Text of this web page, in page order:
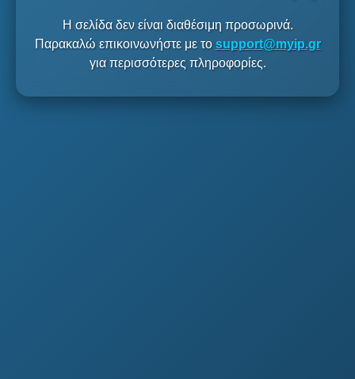
Η σελίδα δεν είναι διαθέσιμη προσωρινά.
Παρακαλώ επικοινωνήστε με το support@myip.gr
για περισσότερες πληροφορίες.